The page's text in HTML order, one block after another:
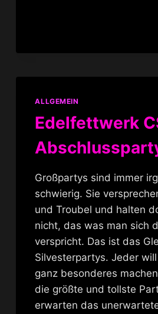
ALLGEMEIN
Edelfettwerk
Großpartys sind immer
schwierig. Sie
und Troubel und halten
nicht, das was man sich
verspricht. Das ist das
Silvesterpartys. Jeder
ganz besonderes
die größte und tollste
erwarten das